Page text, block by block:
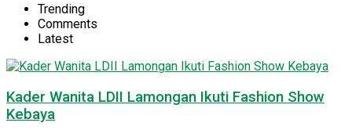
Trending
Comments
Latest
Kader Wanita LDII Lamongan Ikuti Fashion Show
Kebaya